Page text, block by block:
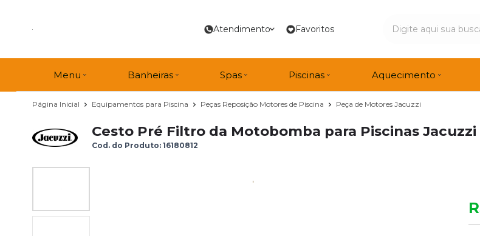
Atendimento Favoritos
Menu Banheiras Spas Piscinas Aquecimento
Página Inicial Equipamentos para Piscina Peças Reposição Motores de Piscina Peça de Motores Jacuzzi
Cesto Pré Filtro da Motobomba para Piscinas Jacuzzi
Cod. do Produto: 16180812